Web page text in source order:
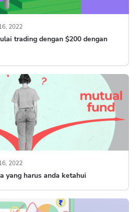
2022
trading dengan $200 dengan
2022
yang harus anda ketahui